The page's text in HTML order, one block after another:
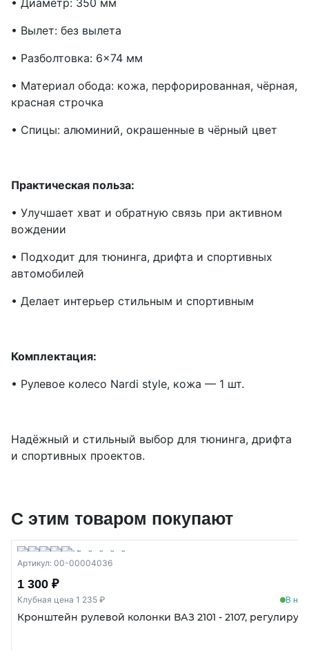
• Диаметр: 350 мм
• Вылет: без вылета
• Разболтовка: 6×74 мм
• Материал обода: кожа, перфорированная, чёрная,
красная строчка
• Спицы: алюминий, окрашенные в чёрный цвет
Практическая польза:
• Улучшает хват и обратную связь при активном
вождении
• Подходит для тюнинга, дрифта и спортивных
автомобилей
• Делает интерьер стильным и спортивным
Комплектация:
• Рулевое колесо Nardi style, кожа — 1 шт.
Надёжный и стильный выбор для тюнинга, дрифта
и спортивных проектов.
С этим товаром покупают
Артикул: 00-00004036
1 300 ₽
Клубная цена 1 235 ₽ В
Кронштейн рулевой колонки ВАЗ 2101 - 2107,